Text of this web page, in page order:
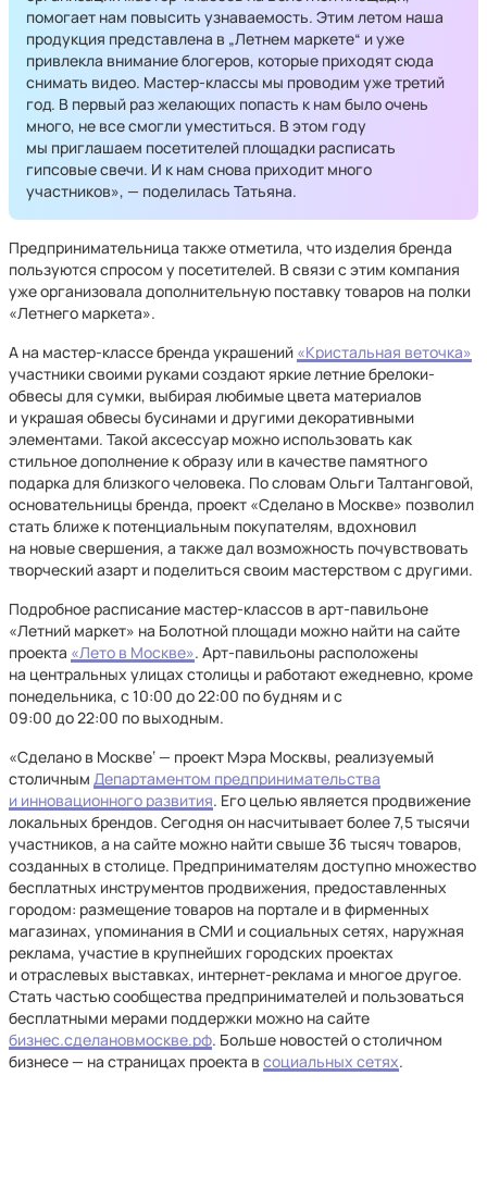
помогает нам повысить узнаваемость. Этим летом наша
продукция представлена в „Летнем маркете“ и уже
привлекла внимание блогеров, которые приходят сюда
снимать видео. Мастер-классы мы проводим уже третий
год. В первый раз желающих попасть к нам было очень
много, не все смогли уместиться. В этом году
мы приглашаем посетителей площадки расписать
гипсовые свечи. И к нам снова приходит много
участников», — поделилась Татьяна.
Предпринимательница также отметила, что изделия бренда
пользуются спросом у посетителей. В связи с этим компания
уже организовала дополнительную поставку товаров на полки
«Летнего маркета».
А на мастер-классе бренда украшений «Кристальная веточка»
участники своими руками создают яркие летние брелоки-
обвесы для сумки, выбирая любимые цвета материалов
и украшая обвесы бусинами и другими декоративными
элементами. Такой аксессуар можно использовать как
стильное дополнение к образу или в качестве памятного
подарка для близкого человека. По словам Ольги Талтанговой,
основательницы бренда, проект «Сделано в Москве» позволил
стать ближе к потенциальным покупателям, вдохновил
на новые свершения, а также дал возможность почувствовать
творческий азарт и поделиться своим мастерством с другими.
Подробное расписание мастер-классов в арт-павильоне
«Летний маркет» на Болотной площади можно найти на сайте
проекта «Лето в Москве». Арт-павильоны расположены
на центральных улицах столицы и работают ежедневно, кроме
понедельника, с 10:00 до 22:00 по будням и с
09:00 до 22:00 по выходным.
«Сделано в Москве‘ — проект Мэра Москвы, реализуемый
столичным Департаментом предпринимательства
и инновационного развития. Его целью является продвижение
локальных брендов. Сегодня он насчитывает более 7,5 тысячи
участников, а на сайте можно найти свыше 36 тысяч товаров,
созданных в столице. Предпринимателям доступно множество
бесплатных инструментов продвижения, предоставленных
городом: размещение товаров на портале и в фирменных
магазинах, упоминания в СМИ и социальных сетях, наружная
реклама, участие в крупнейших городских проектах
и отраслевых выставках, интернет-реклама и многое другое.
Стать частью сообщества предпринимателей и пользоваться
бесплатными мерами поддержки можно на сайте
бизнес.сделановмоскве.рф. Больше новостей о столичном
бизнесе — на страницах проекта в социальных сетях.